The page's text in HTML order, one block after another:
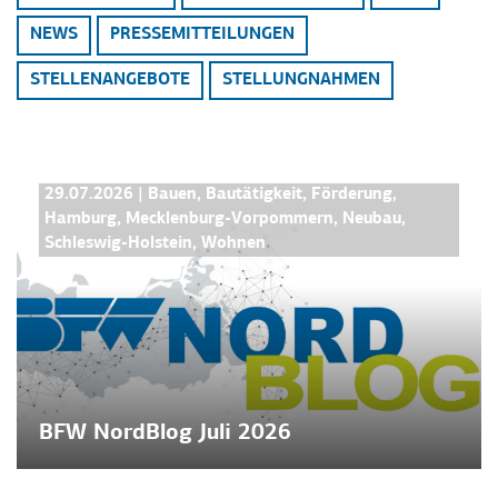
NEWS PRESSEMITTEILUNGEN
STELLENANGEBOTE STELLUNGNAHMEN
29.07.2026 Bauen, Bautätigkeit, Förderung,
Hamburg, Mecklenburg-Vorpommern, Neubau,
Schleswig-Holstein, Wohnen
BFW NordBlog Juli 2026